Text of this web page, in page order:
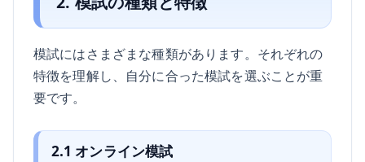
模試にはさまざまな種類があります。それぞれの
特徴を理解し、自分に合った模試を選ぶことが重
要です。
2.1 オンライン模試